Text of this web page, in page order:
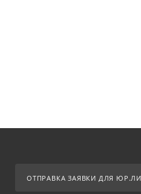
ОТПРАВКА ЗАЯВКИ ДЛЯ